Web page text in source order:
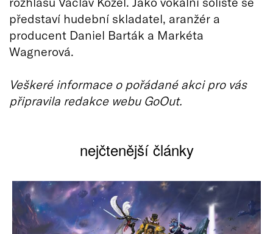
představí hudební skladatel, aranžér a
producent Daniel Barták a Markéta
Wagnerová.
Veškeré informace o pořádané akci pro vás
připravila redakce webu GoOut.
nejčtenější články